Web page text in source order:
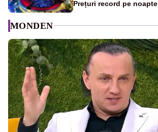
Prețuri record pe noapte
MONDEN